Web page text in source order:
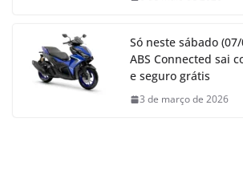
Só neste sábado
ABS Connected sai
e seguro grátis
3 de março de 2026